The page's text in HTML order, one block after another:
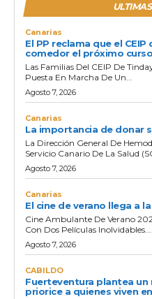
Canarias
El PP reclama que el
comedor el próximo curso
Las Familias Del CEIP De
Puesta En Marcha De Un...
Agosto 7, 2026
Canarias
La importancia de donar
La Dirección General De
Servicio Canario De La Salud
Agosto 7, 2026
Canarias
El cine de verano llega a
Cine Ambulante De Verano
Con Dos Películas Inolvidables....
Agosto 7, 2026
CABILDO
Fuerteventura plantea
priorice a quienes viven